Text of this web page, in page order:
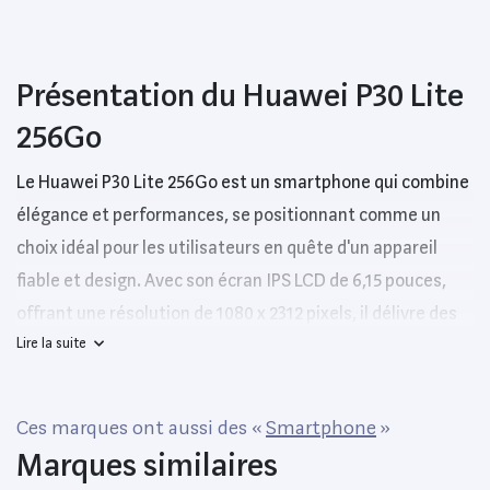
Présentation du Huawei P30 Lite
256Go
Le Huawei P30 Lite 256Go est un smartphone qui combine
élégance et performances, se positionnant comme un
choix idéal pour les utilisateurs en quête d'un appareil
fiable et design. Avec son écran IPS LCD de 6,15 pouces,
offrant une résolution de 1080 x 2312 pixels, il délivre des
couleurs éclatantes et un excellent contraste,
En termes de performances, ce modèle est powered by un
Lire la suite
Ces marques ont aussi des «Smartphone »
Marques similaires